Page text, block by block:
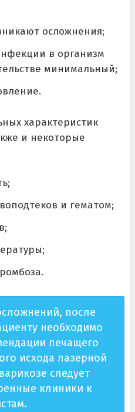
осложнения;
в организм
минимальный;
характеристик
и некоторые
и гематом;
после
необходимо
лечащего
исхода лазерной
следует
клиники к